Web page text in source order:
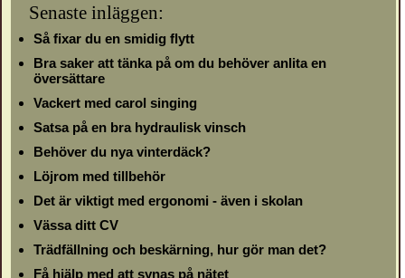
Senaste inläggen:
Så fixar du en smidig flytt
Bra saker att tänka på om du behöver anlita en
översättare
Vackert med carol singing
Satsa på en bra hydraulisk vinsch
Behöver du nya vinterdäck?
Löjrom med tillbehör
Det är viktigt med ergonomi - även i skolan
Vässa ditt CV
Trädfällning och beskärning, hur gör man det?
Få hjälp med att synas på nätet